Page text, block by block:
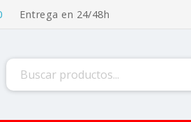
Entrega en 24/48h